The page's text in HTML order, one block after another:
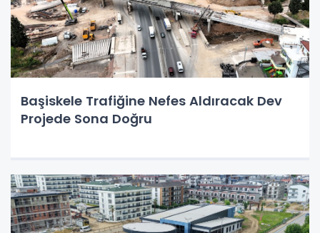
Başiskele Trafiğine Nefes Aldıracak Dev
Projede Sona Doğru